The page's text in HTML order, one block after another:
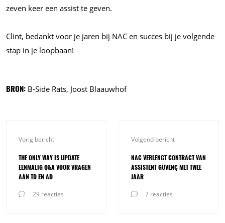
zeven keer een assist te geven.
Clint, bedankt voor je jaren bij NAC en succes bij je volgende
stap in je loopbaan!
BRON: B-Side Rats, Joost Blaauwhof
Vorig bericht
THE ONLY WAY IS UPDATE
EENMALIG Q&A VOOR VRAGEN
AAN TD EN AD
29 reacties
Volgend bericht
NAC VERLENGT CONTRACT VAN
ASSISTENT GÜVENÇ MET TWEE
JAAR
7 reacties